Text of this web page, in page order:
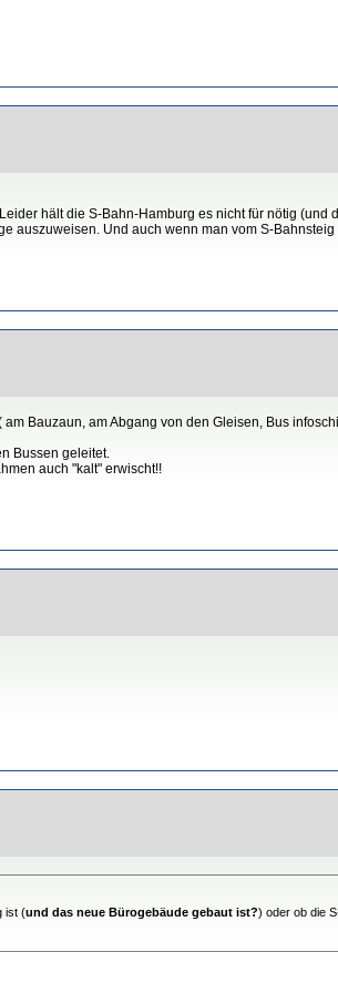
hält die S-Bahn-Hamburg es nicht für nötig
auszuweisen. Und auch wenn man vom S-
Bauzaun, am Abgang von den Gleisen, Bus
Bussen geleitet.
auch "kalt" erwischt!!
ist (und das neue Bürogebäude gebaut ist?) oder ob die